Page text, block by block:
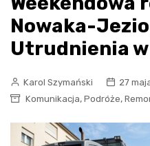
Nowaka-
Utrudnienia
Karol Szymański
27
Komunikacja, Podróże,